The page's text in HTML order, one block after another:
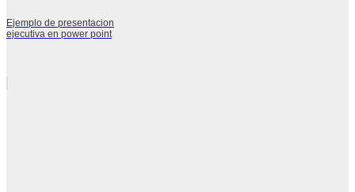
Ejemplo de presentacion
ejecutiva en power point